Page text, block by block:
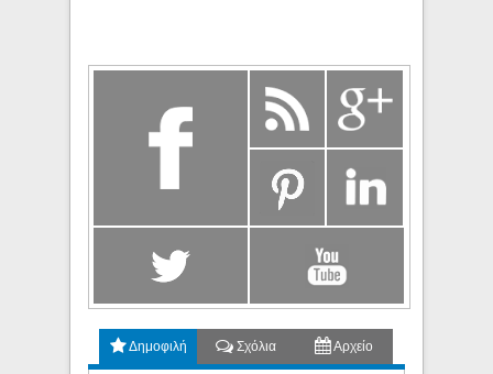
Δημοφιλή Σχόλια Αρχείο